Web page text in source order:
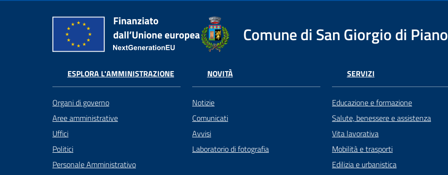
Comune di San Giorgio di Piano
ESPLORA L'AMMINISTRAZIONE
Organi di governo
Aree amministrative
Uffici
Politici
Personale Amministrativo
NOVITÀ
Notizie
Comunicati
Avvisi
Laboratorio di fotografia
SERVIZI
Educazione e formazione
Salute, benessere e assistenza
Vita lavorativa
Mobilità e trasporti
Edilizia e urbanistica